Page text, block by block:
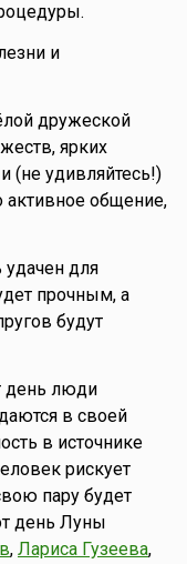
и
дружеской
ярких
(не удивляйтесь!)
активное общение,
удачен для
прочным, а
будут
день люди
в своей
в источнике
рискует
пару будет
день Луны
, Лариса Гузеева,